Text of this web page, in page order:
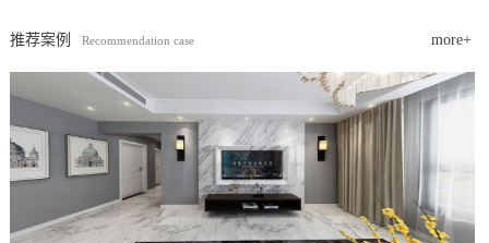
推荐案例 Recommendation case more+